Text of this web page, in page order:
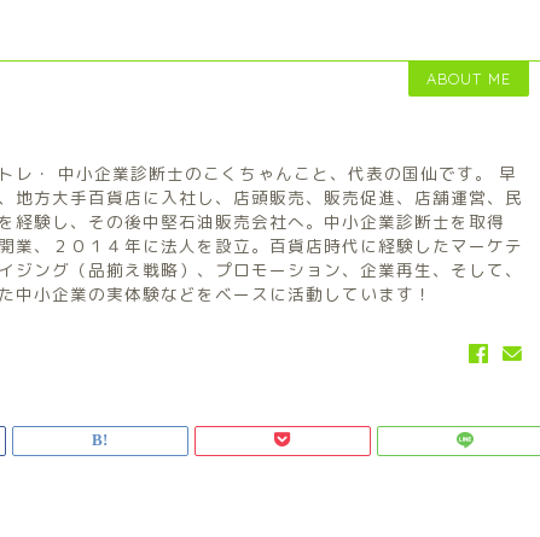
ABOUT ME
レ・ 中小企業診断士のこくちゃんこと、代表の国仙です。 早
地方大手百貨店に入社し、店頭販売、販売促進、店舗運営、民
経験し、その後中堅石油販売会社へ。中小企業診断士を取得
業、２０１４年に法人を設立。百貨店時代に経験したマーケテ
ジング（品揃え戦略）、プロモーション、企業再生、そして、
中小企業の実体験などをベースに活動しています！